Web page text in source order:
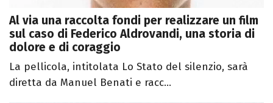
Al via una raccolta fondi per realizzare un film
sul caso di Federico Aldrovandi, una storia di
dolore e di coraggio
La pellicola, intitolata Lo Stato del silenzio, sarà
diretta da Manuel Benati e racc...